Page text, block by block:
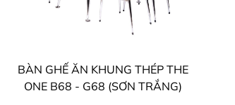
BÀN GHẾ ĂN KHUNG THÉP THE
ONE B68 - G68 (SƠN TRẮNG)